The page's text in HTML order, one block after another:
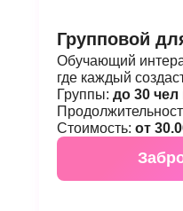
Групповой
Обучающий
где каждый
Группы: до 30 чел
Стоимость: от